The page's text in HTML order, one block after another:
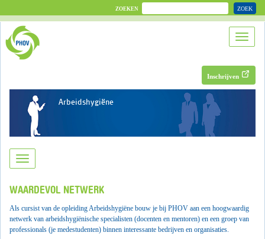
ZOEKEN ZOEK
Inschrijven
Arbeidshygiëne
WAARDEVOL NETWERK
Als cursist van de opleiding Arbeidshygiëne bouw je bij PHOV aan een hoogwaardig
netwerk van arbeidshygiënische specialisten (docenten en mentoren) en een groep van
professionals (je medestudenten) binnen interessante bedrijven en organisaties.